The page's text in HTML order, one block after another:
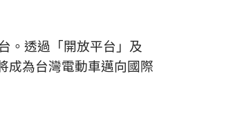
。透過「開放平台」及
成為台灣電動車邁向國際